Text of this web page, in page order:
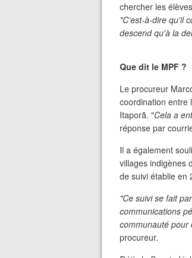
chercher les
"C'est-à-dire qu'il
descend qu'à la
Que dit le MPF ?
Le procureur
coordination entre
Itaporã. "Cela a
réponse par
Il a également
villages indigènes
de suivi établie en
"Ce suivi se fait
communications
communauté pour
procureur.